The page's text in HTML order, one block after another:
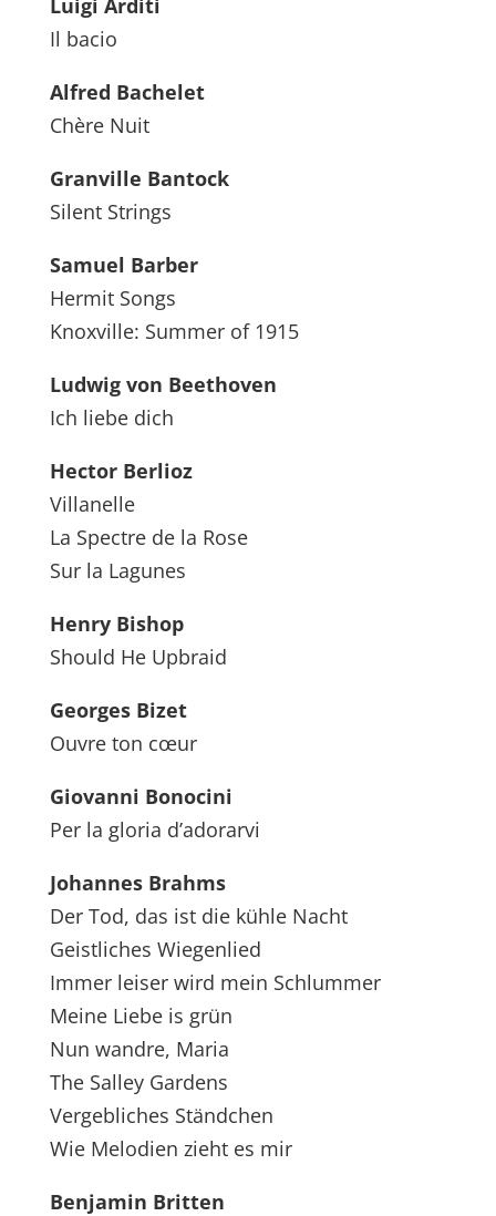
Luigi Arditi
Il bacio
Alfred Bachelet
Chère Nuit
Granville Bantock
Silent Strings
Samuel Barber
Hermit Songs
Knoxville: Summer of 1915
Ludwig von Beethoven
Ich liebe dich
Hector Berlioz
Villanelle
La Spectre de la Rose
Sur la Lagunes
Henry Bishop
Should He Upbraid
Georges Bizet
Ouvre ton cœur
Giovanni Bonocini
Per la gloria d’adorarvi
Johannes Brahms
Der Tod, das ist die kühle Nacht
Geistliches Wiegenlied
Immer leiser wird mein Schlummer
Meine Liebe is grün
Nun wandre, Maria
The Salley Gardens
Vergebliches Ständchen
Wie Melodien zieht es mir
Benjamin Britten